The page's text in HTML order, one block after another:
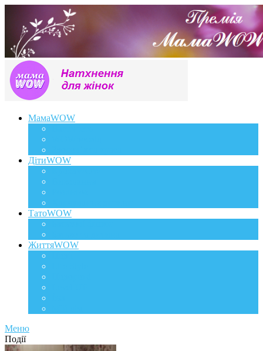
МамаWOW
ДітиWOW
ТатоWOW
ЖиттяWOW
Меню
Події